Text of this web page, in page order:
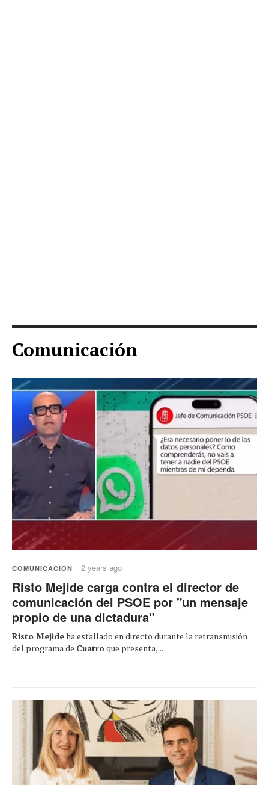
Comunicación
COMUNICACIÓN 2 years ago
Risto Mejide carga contra el director de
comunicación del PSOE por "un mensaje
propio de una dictadura"
Risto Mejideha estallado en directo durante la retransmisión
del programa de Cuatroque presenta,...